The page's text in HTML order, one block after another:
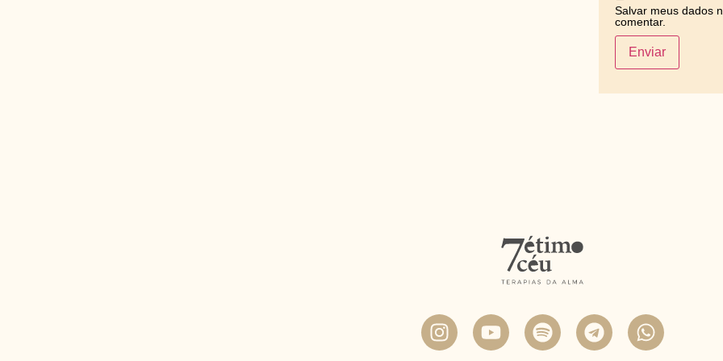
Salvar meus dados
comentar.